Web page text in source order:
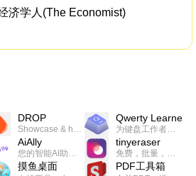
济学人(The Economist)
DROP Qwerty Learner
为键盘工作者设计的单词与肌肉记忆锻炼软件
AiAlly tinyeraser
摸鱼桌面 PDF工具箱